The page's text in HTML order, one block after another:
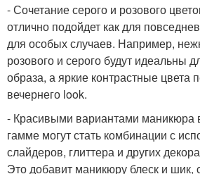
- Сочетание серого и розового
отлично подойдет как для
для особых случаев. Например,
розового и серого будут идеальны
образа, а яркие контрастные цвета
вечернего look.
- Красивыми вариантами маникюра
гамме могут стать комбинации с
слайдеров, глиттера и других
Это добавит маникюру блеск и шик,